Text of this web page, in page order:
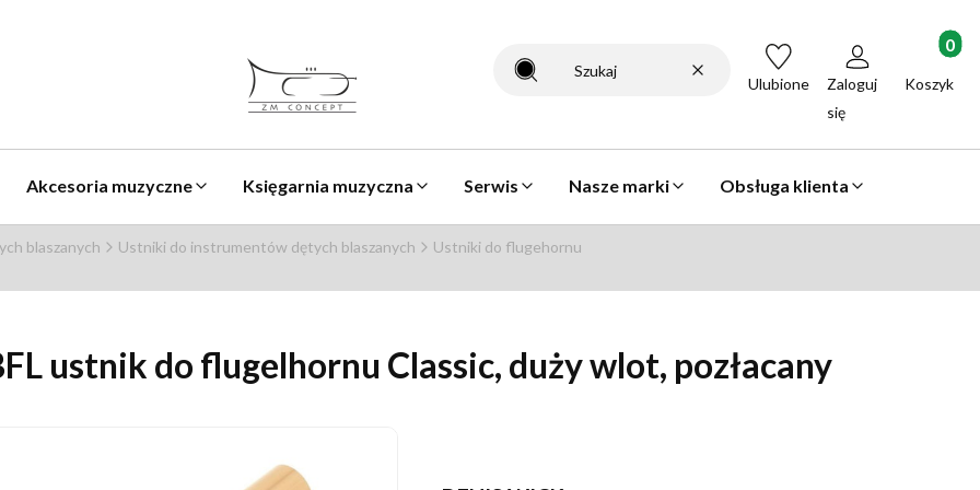
Wyczyść
Szukaj Ulubione
Zaloguj
się
Koszyk
Akcesoria muzyczne Księgarnia muzyczna Serwis Nasze marki Obsługa klienta
blaszanych Ustniki do instrumentów dętych blaszanych Ustniki do flugehornu
ustnik do flugelhornu Classic, duży wlot, pozłacany